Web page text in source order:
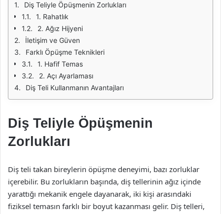
Diş Teliyle Öpüşmenin Zorlukları
1. Rahatlık
2. Ağız Hijyeni
İletişim ve Güven
Farklı Öpüşme Teknikleri
1. Hafif Temas
2. Açı Ayarlaması
Diş Teli Kullanmanın Avantajları
Diş Teliyle Öpüşmenin
Zorlukları
Diş teli takan bireylerin öpüşme deneyimi, bazı zorluklar
içerebilir. Bu zorlukların başında, diş tellerinin ağız içinde
yarattığı mekanik engele dayanarak, iki kişi arasındaki
fiziksel temasın farklı bir boyut kazanması gelir. Diş telleri,